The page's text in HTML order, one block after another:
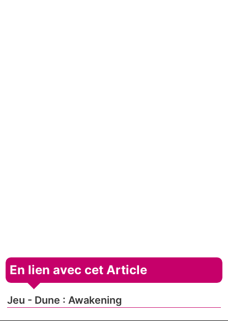
En lien avec cet Article
Jeu - Dune : Awakening